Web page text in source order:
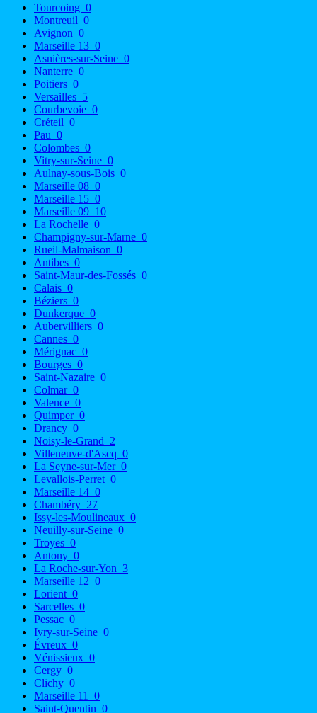
Tourcoing 0
Montreuil 0
Avignon 0
Marseille 13 0
Asnières-sur-Seine 0
Nanterre 0
Poitiers 0
Versailles 5
Courbevoie 0
Créteil 0
Pau 0
Colombes 0
Vitry-sur-Seine 0
Aulnay-sous-Bois 0
Marseille 08 0
Marseille 15 0
Marseille 09 10
La Rochelle 0
Champigny-sur-Marne 0
Rueil-Malmaison 0
Antibes 0
Saint-Maur-des-Fossés 0
Calais 0
Béziers 0
Dunkerque 0
Aubervilliers 0
Cannes 0
Mérignac 0
Bourges 0
Saint-Nazaire 0
Colmar 0
Valence 0
Quimper 0
Drancy 0
Noisy-le-Grand 2
Villeneuve-d'Ascq 0
La Seyne-sur-Mer 0
Levallois-Perret 0
Marseille 14 0
Chambéry 27
Issy-les-Moulineaux 0
Neuilly-sur-Seine 0
Troyes 0
Antony 0
La Roche-sur-Yon 3
Marseille 12 0
Lorient 0
Sarcelles 0
Pessac 0
Ivry-sur-Seine 0
Évreux 0
Vénissieux 0
Cergy 0
Clichy 0
Marseille 11
0
Saint-Quentin 0